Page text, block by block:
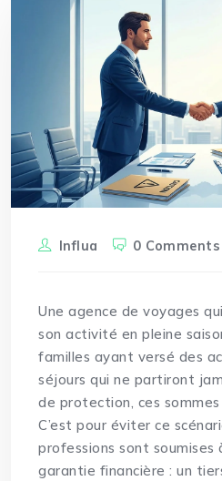
Influa 0 Comments
Une agence de voyages
son activité en pleine
familles ayant versé des
séjours qui ne partiront
de protection, ces
C’est pour éviter ce
professions sont soumises
garantie financière : un